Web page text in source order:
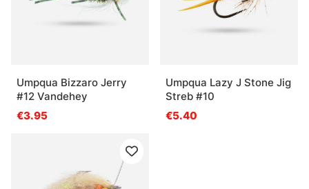
Umpqua Bizzaro Jerry
#12 Vandehey
€3.95
Umpqua Lazy J Stone Jig
Streb #10
€5.40